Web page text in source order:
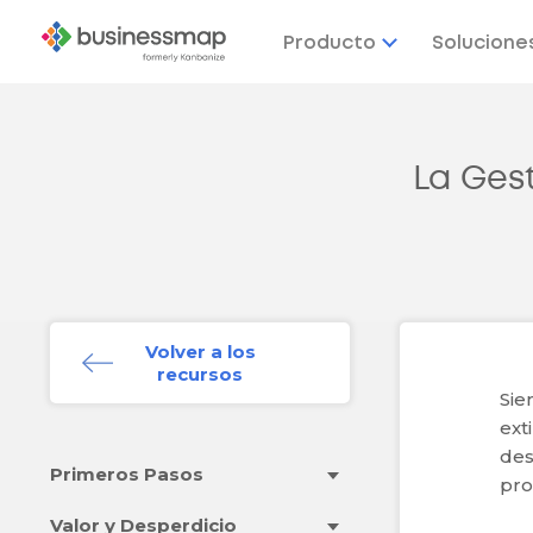
Producto
La
Volver a los
recursos
Primeros Pasos
Valor y Desperdicio